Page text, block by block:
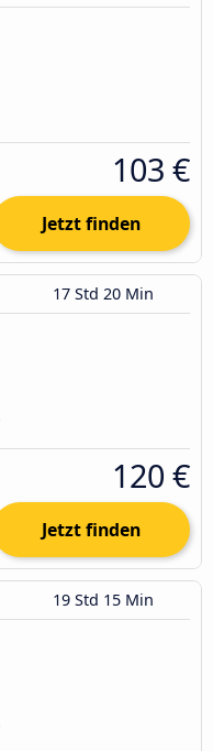
103 €
Jetzt finden
17 Std 20 Min
120 €
Jetzt finden
19 Std 15 Min